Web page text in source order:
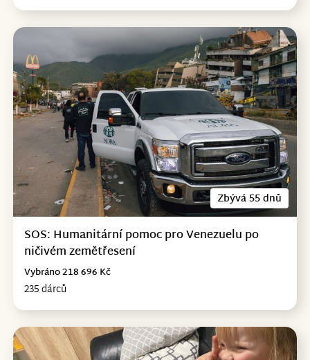
Zbývá 55 dnů
SOS: Humanitární pomoc pro Venezuelu po
ničivém zemětřesení
235 dárců
Vybráno 218 696 Kč